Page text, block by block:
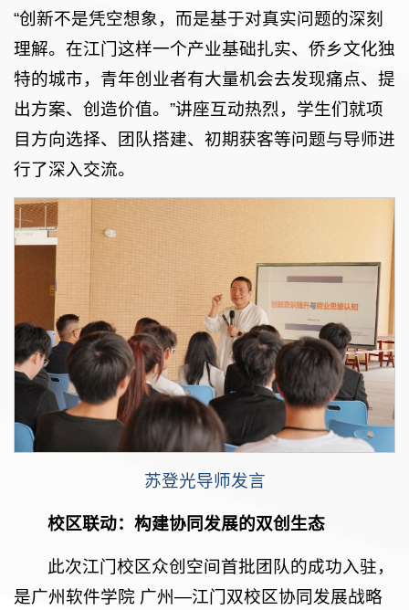
“创新不是凭空想象，而是基于对真实问题的深刻
理解。在江门这样一个产业基础扎实、侨乡文化独
特的城市，青年创业者有大量机会去发现痛点、提
出方案、创造价值。”讲座互动热烈，学生们就项
目方向选择、团队搭建、初期获客等问题与导师进
行了深入交流。
苏登光导师发言
校区联动：构建协同发展的双创生态
此次江门校区众创空间首批团队的成功入驻，
是广州软件学院 广州—江门双校区协同发展战略